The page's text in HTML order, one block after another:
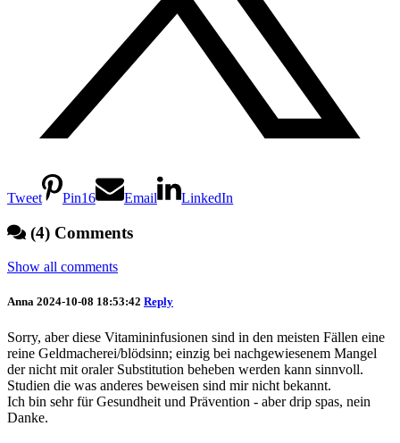
Tweet Pin16 Email LinkedIn
(4) Comments
Show all comments
Anna 2024-10-08 18:53:42 Reply
Sorry, aber diese Vitamininfusionen sind in den meisten Fällen eine
reine Geldmacherei/blödsinn; einzig bei nachgewiesenem Mangel
der nicht mit oraler Substitution beheben werden kann sinnvoll.
Studien die was anderes beweisen sind mir nicht bekannt.
Ich bin sehr für Gesundheit und Prävention - aber drip spas, nein
Danke.